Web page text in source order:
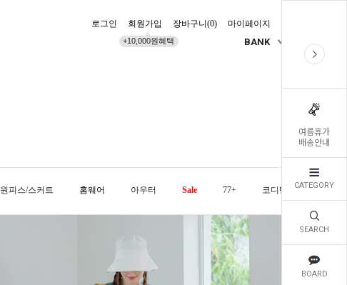
여름휴가
배송안내
CATEGORY
SEARCH
BOARD
로그인 회원가입
+10,000원혜택
장바구니(0) 마이페이지
BANK
원피스/스커트 홈웨어 아우터 Sale 77+ 코디템 오늘발송